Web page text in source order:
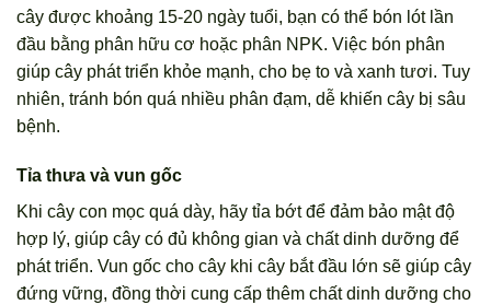
cây được khoảng 15-20 ngày tuổi, bạn có thể bón lót lần
đầu bằng phân hữu cơ hoặc phân NPK. Việc bón phân
giúp cây phát triển khỏe mạnh, cho bẹ to và xanh tươi. Tuy
nhiên, tránh bón quá nhiều phân đạm, dễ khiến cây bị sâu
bệnh.
Tỉa thưa và vun gốc
Khi cây con mọc quá dày, hãy tỉa bớt để đảm bảo mật độ
hợp lý, giúp cây có đủ không gian và chất dinh dưỡng để
phát triển. Vun gốc cho cây khi cây bắt đầu lớn sẽ giúp cây
đứng vững, đồng thời cung cấp thêm chất dinh dưỡng cho